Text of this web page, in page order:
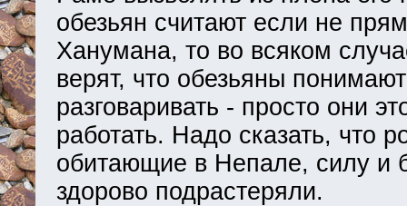
обезьян считают если не
Ханумана, то во всяком
верят, что обезьяны
разговаривать - просто они
работать. Надо сказать, что
обитающие в Непале, силу и
здорово подрастеряли.